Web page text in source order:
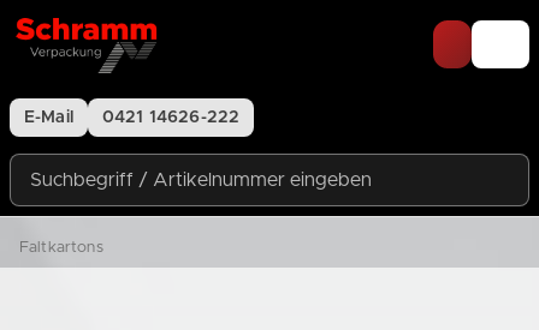
E-Mail 0421 14626-222
Suchbegriff / Artikelnummer eingeben
Faltkartons